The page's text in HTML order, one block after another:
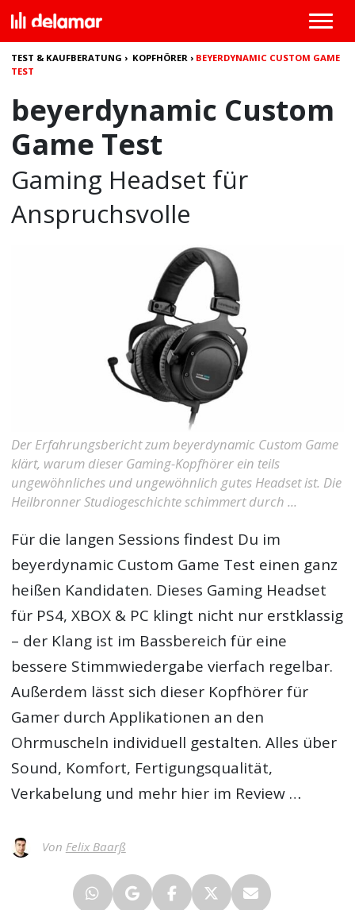
TEST & KAUFBERATUNG › KOPFHÖRER › BEYERDYNAMIC CUSTOM GAME
TEST
beyerdynamic Custom
Game Test
Gaming Headset für
Anspruchsvolle
Der Erfahrungsbericht zum beyerdynamic Custom Game
klärt, warum dieser Gaming-Kopfhörer ein teils
ungewöhnliches und ungewöhnlich gutes Headset ist. Die
Heilbronner Studiogeschichte schimmert durch ...
Für die langen Sessions findest Du im
beyerdynamic Custom Game Test einen ganz
heißen Kandidaten. Dieses Gaming Headset
für PS4, XBOX & PC klingt nicht nur erstklassig
– der Klang ist im Bassbereich für eine
bessere Stimmwiedergabe vierfach regelbar.
Außerdem lässt sich dieser Kopfhörer für
Gamer durch Applikationen an den
Ohrmuscheln individuell gestalten. Alles über
Sound, Komfort, Fertigungsqualität,
Verkabelung und mehr hier im Review …
Von Felix Baarß